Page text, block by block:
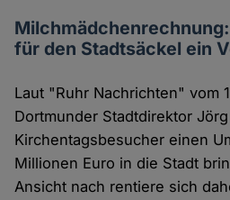
für den Stadtsäckel ein
Laut "Ruhr Nachrichten" vom
Dortmunder Stadtdirektor
Kirchentagsbesucher einen
Millionen Euro in die Stadt
Ansicht nach rentiere sich